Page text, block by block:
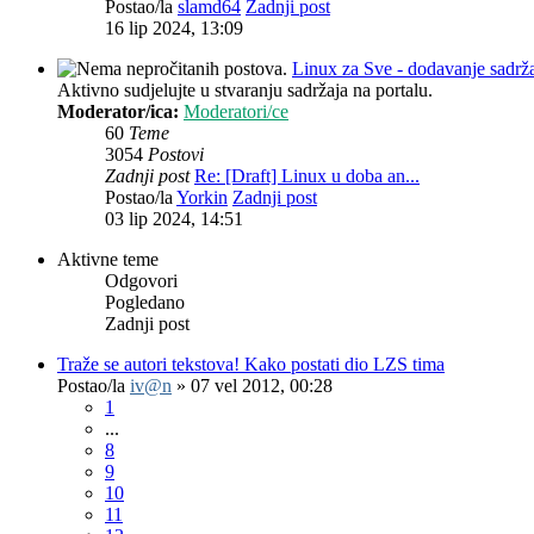
Postao/la slamd64 Zadnji post
16 lip 2024, 13:09
Linux za Sve - dodavanje
Aktivno sudjelujte u stvaranju sadržaja na portalu.
Moderator/ica: Moderatori/ce
60 Teme
3054 Postovi
Zadnji post Re: [Draft] Linux u doba an...
Postao/la Yorkin Zadnji post
03 lip 2024, 14:51
Aktivne teme
Odgovori
Pogledano
Zadnji post
Traže se autori tekstova! Kako postati dio LZS tima
Postao/la iv@n » 07 vel 2012, 00:28
1
...
8
9
10
11